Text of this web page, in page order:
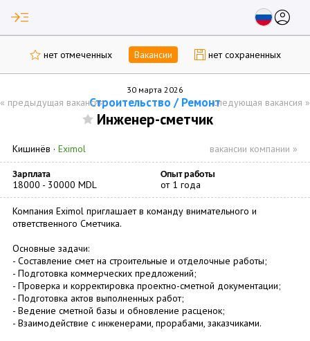
read_more account_circle
нет отмеченных Вакансии нет сохраненных
30 марта 2026
« предыдущая вакансияСтроительство / Ремонтследующая вакансия »
Инженер-сметчик
Кишинёв · Eximol вакансии компании »
Зарплата Опыт работы
18000 - 30000 MDL от 1 года
Компания Eximol приглашает в команду внимательного и
ответственного Сметчика.
Основные задачи:
- Составление смет на строительные и отделочные работы;
- Подготовка коммерческих предложений;
- Проверка и корректировка проектно-сметной документации;
- Подготовка актов выполненных работ;
- Ведение сметной базы и обновление расценок;
- Взаимодействие с инженерами, прорабами, заказчиками.